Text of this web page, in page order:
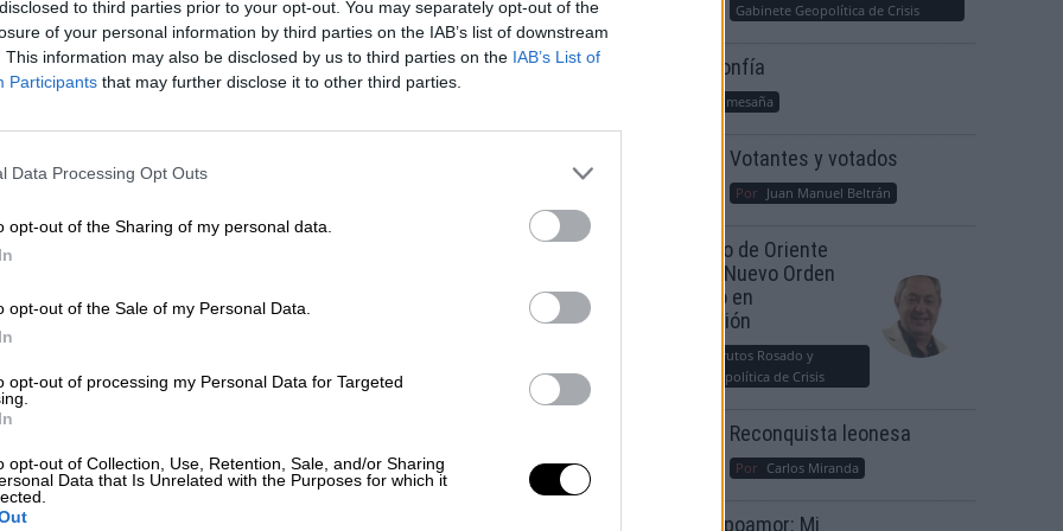
to third parties prior to your opt-out. You may separately opt-out of the
of your personal information by third parties on the IAB’s list of downstream
This information may also be disclosed by us to third parties on the IAB’s List of
Participants that may further disclose it to other third parties.
Data Processing Opt Outs
opt-out of the Sharing of my personal data.
opt-out of the Sale of my Personal Data.
opt-out of processing my Personal Data for Targeted
opt-out of Collection, Use, Retention, Sale, and/or Sharing
Data that Is Unrelated with the Purposes for which it
Más artículos de este autor
jueves, 10 de octubre de 2019
Dan de alta a dos pacientes por
5 nuevos
Patricia Arredondo
Gabinete Geopolítica de Crisis
Suelta y confía
María Comesaña
Votantes y votados
Por Juan Manuel Beltrán
El Conflicto de Oriente
Medio: Un Nuevo Orden
Autoritario en
Construcción
Álvaro Frutos Rosado y
Gabinete Geopolítica de Crisis
Reconquista leonesa
Por Carlos Miranda
Clara Campoamor: Mi